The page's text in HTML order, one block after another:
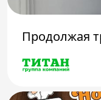
Продолжая